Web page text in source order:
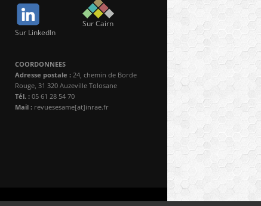
Sur LinkedIn
Sur Cairn
COORDONNEES
Adresse postale : 24, chemin de Borde
Rouge, 31 320 Auzeville Tolosane
Tél. : 05 61 28 54 70
Mail : revuesesame[at]inrae.fr